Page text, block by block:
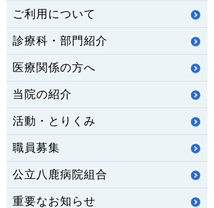
ご利用について
診療科・部門紹介
医療関係の方へ
当院の紹介
活動・とりくみ
職員募集
公立八鹿病院組合
重要なお知らせ